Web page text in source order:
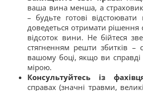
ваша вина менша, а
– будьте готові
доведеться отримати рішення
відсоток вини. Не бійтеся
стягненням решти збитків –
вашому боці, якщо ви
мірою.
Консультуйтесь із
справах (значні травми,